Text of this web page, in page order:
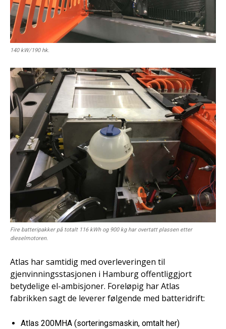
140 kW/190 hk.
Fire batteripakker på totalt 116 kWh og 900 kg har overtatt plassen etter
dieselmotoren.
Atlas har samtidig med overleveringen til
gjenvinningsstasjonen i Hamburg offentliggjort
betydelige el-ambisjoner. Foreløpig har Atlas
fabrikken sagt de leverer følgende med batteridrift:
Atlas 200MHA (sorteringsmaskin, omtalt her)